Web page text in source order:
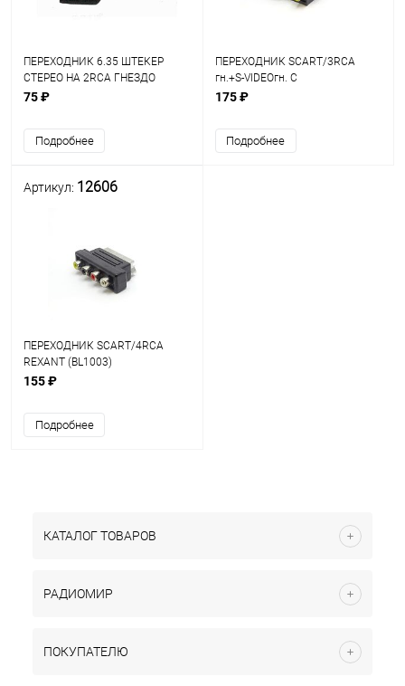
ПЕРЕХОДНИК 6.35 ШТЕКЕР
СТЕРЕО НА 2RCA ГНЕЗДО
СТЕРЕО корпус пластик
75 ₽
Подробнее
ПЕРЕХОДНИК SCART/3RCA
гн.+S-VIDEOгн. C
переключателем IN/OUT
разъемов: никелированный
сплав меди (биметалл) (PL1129)
175 ₽
Подробнее
Артикул: 12606
ПЕРЕХОДНИК SCART/4RCA
REXANT (BL1003)
155 ₽
Подробнее
КАТАЛОГ ТОВАРОВ
РАДИОМИР
ПОКУПАТЕЛЮ